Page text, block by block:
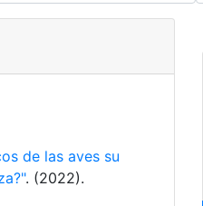
de las aves su
. (2022).